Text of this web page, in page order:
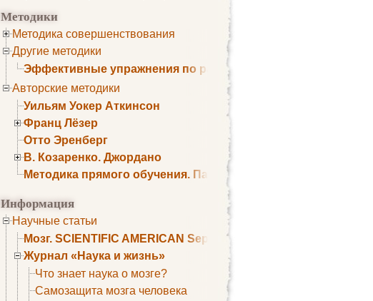
Методики
Методика совершенствования
Другие методики
Эффективные упражнения по развитию памяти
Авторские методики
Уильям Уокер Аткинсон
Франц Лёзер
Отто Эренберг
В. Козаренко. Джордано
Методика прямого обучения. Пауль Шелли
Информация
Научные статьи
Мозг. SCIENTIFIC AMERICAN September 1979
Журнал «Наука и жизнь»
Что знает наука о мозге?
Самозащита мозга человека